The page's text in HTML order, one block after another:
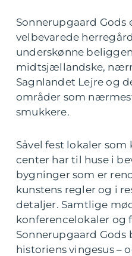
Sonnerupgaard Gods
velbevarede
underskønne
midtsjællandske,
Sagnlandet Lejre og
områder som
smukkere.
Såvel fest lokaler
center har til huse i
bygninger som er
kunstens regler og i
detaljer. Samtlige
konferencelokaler og
Sonnerupgaard
historiens vingesus –